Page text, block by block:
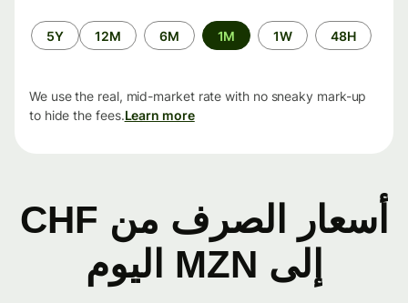
الفترة
الزمنية
48H
1W
1M
6M
12M
5Y
We use the real, mid-market rate with no sneaky mark-up
to hide the fees.Learn more
أسعار الصرف من CHF
إلى MZN اليوم